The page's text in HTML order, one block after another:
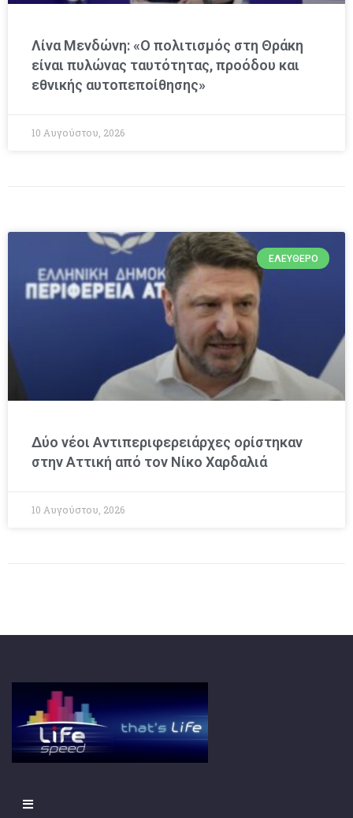
Λίνα Μενδώνη: «Ο πολιτισμός στη Θράκη
είναι πυλώνας ταυτότητας, προόδου και
εθνικής αυτοπεποίθησης»
10 Αυγούστου, 2026
ΕΛΕΎΘΕΡΟ
Δύο νέοι Αντιπεριφερειάρχες ορίστηκαν
στην Αττική από τον Νίκο Χαρδαλιά
10 Αυγούστου, 2026